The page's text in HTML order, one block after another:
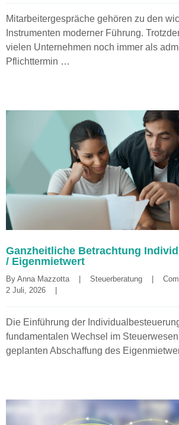
Mitarbeitergespräche gehören zu den
Instrumenten moderner Führung.
vielen Unternehmen noch immer als
Pflichttermin …
Ganzheitliche Betrachtung
/ Eigenmietwert
By Anna Mazzotta | Steuerberatung |
2 Juli, 2026 |
Die Einführung der
fundamentalen Wechsel im
geplanten Abschaffung des